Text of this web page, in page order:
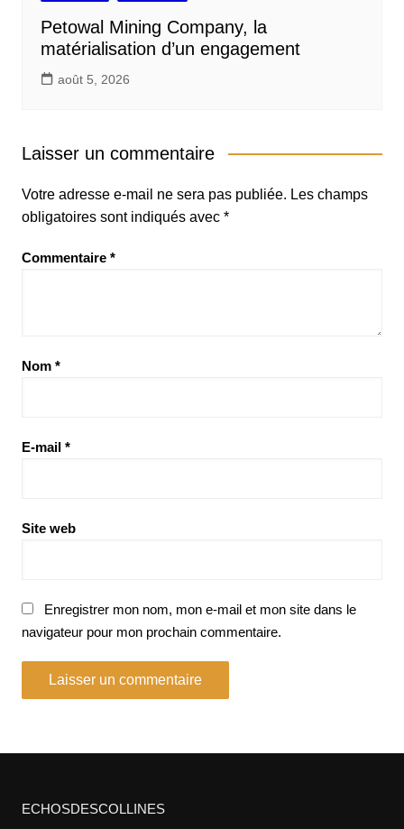
Petowal Mining Company, la
matérialisation d’un engagement
août 5, 2026
Laisser un commentaire
Votre adresse e-mail ne sera pas publiée. Les champs
obligatoires sont indiqués avec *
Commentaire *
Nom *
E-mail *
Site web
Enregistrer mon nom, mon e-mail et mon site dans le
navigateur pour mon prochain commentaire.
ECHOSDESCOLLINES